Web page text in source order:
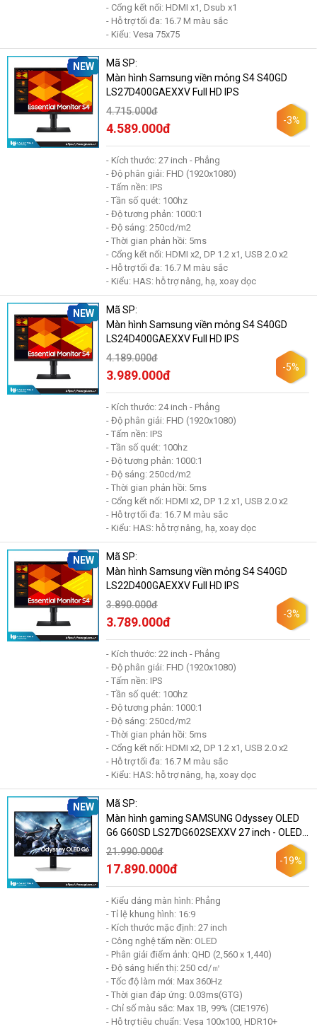
- Cổng kết nối: HDMI x1, Dsub x1
- Hỗ trợ tối đa: 16.7 M màu sắc
- Kiểu: Vesa 75x75
NEW
Mã SP:
Màn hình Samsung viền mỏng S4 S40GD
LS27D400GAEXXV Full HD IPS
4.715.000đ
4.589.000đ
-3%
- Kích thước: 27 inch - Phẳng
- Độ phân giải: FHD (1920x1080)
- Tấm nền: IPS
- Tần số quét: 100hz
- Độ tương phản: 1000:1
- Độ sáng: 250cd/m2
- Thời gian phản hồi: 5ms
- Cổng kết nối: HDMI x2, DP 1.2 x1, USB 2.0 x2
- Hỗ trợ tối đa: 16.7 M màu sắc
- Kiểu: HAS: hỗ trợ nâng, hạ, xoay dọc
NEW
Mã SP:
Màn hình Samsung viền mỏng S4 S40GD
LS24D400GAEXXV Full HD IPS
4.189.000đ
3.989.000đ
-5%
- Kích thước: 24 inch - Phẳng
- Độ phân giải: FHD (1920x1080)
- Tấm nền: IPS
- Tần số quét: 100hz
- Độ tương phản: 1000:1
- Độ sáng: 250cd/m2
- Thời gian phản hồi: 5ms
- Cổng kết nối: HDMI x2, DP 1.2 x1, USB 2.0 x2
- Hỗ trợ tối đa: 16.7 M màu sắc
- Kiểu: HAS: hỗ trợ nâng, hạ, xoay dọc
NEW
Mã SP:
Màn hình Samsung viền mỏng S4 S40GD
LS22D400GAEXXV Full HD IPS
3.890.000đ
3.789.000đ
-3%
- Kích thước: 22 inch - Phẳng
- Độ phân giải: FHD (1920x1080)
- Tấm nền: IPS
- Tần số quét: 100hz
- Độ tương phản: 1000:1
- Độ sáng: 250cd/m2
- Thời gian phản hồi: 5ms
- Cổng kết nối: HDMI x2, DP 1.2 x1, USB 2.0 x2
- Hỗ trợ tối đa: 16.7 M màu sắc
- Kiểu: HAS: hỗ trợ nâng, hạ, xoay dọc
NEW
Mã SP:
Màn hình gaming SAMSUNG Odyssey OLED
G6 G60SD LS27DG602SEXXV 27 inch - OLED -
2K - 360 hz - 0.03ms
21.990.000đ
17.890.000đ
-19%
- Kiểu dáng màn hình: Phẳng
- Tỉ lệ khung hình: 16:9
- Kích thước mặc định: 27 inch
- Công nghệ tấm nền: OLED
- Phân giải điểm ảnh: QHD (2,560 x 1,440)
- Độ sáng hiển thị: 250 cd/㎡
- Tốc độ làm mới: Max 360Hz
- Thời gian đáp ứng: 0.03ms(GTG)
- Chỉ số màu sắc: Max 1B, 99% (CIE1976)
- Hỗ trợ tiêu chuẩn: Vesa 100x100, HDR10+